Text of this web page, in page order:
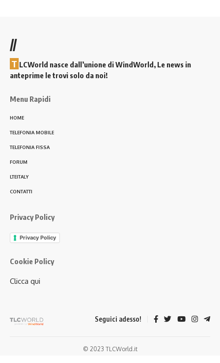
//
T LCWorld nasce dall’unione di WindWorld, Le news in
anteprime le trovi solo da noi!
Menu Rapidi
HOME
TELEFONIA MOBILE
TELEFONIA FISSA
FORUM
LTEITALY
CONTATTI
Privacy Policy
Privacy Policy
Cookie Policy
Clicca qui
Seguici adesso!
© 2023 TLCWorld.it